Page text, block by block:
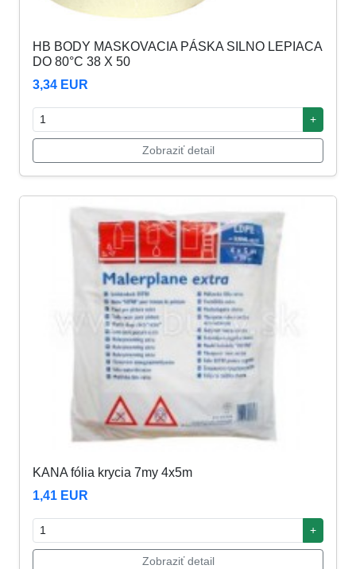
HB BODY MASKOVACIA PÁSKA SILNO LEPIACA
DO 80°C 38 X 50
3,34 EUR
+
Zobraziť detail
KANA fólia krycia 7my 4x5m
1,41 EUR
+
Zobraziť detail